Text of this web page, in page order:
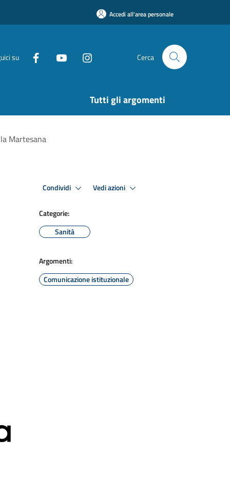
Accedi all'area personale
su Cerca
Tutti gli argomenti
Martesana
Condividi Vedi azioni
Categorie:
Sanità
Argomenti:
Comunicazione istituzionale